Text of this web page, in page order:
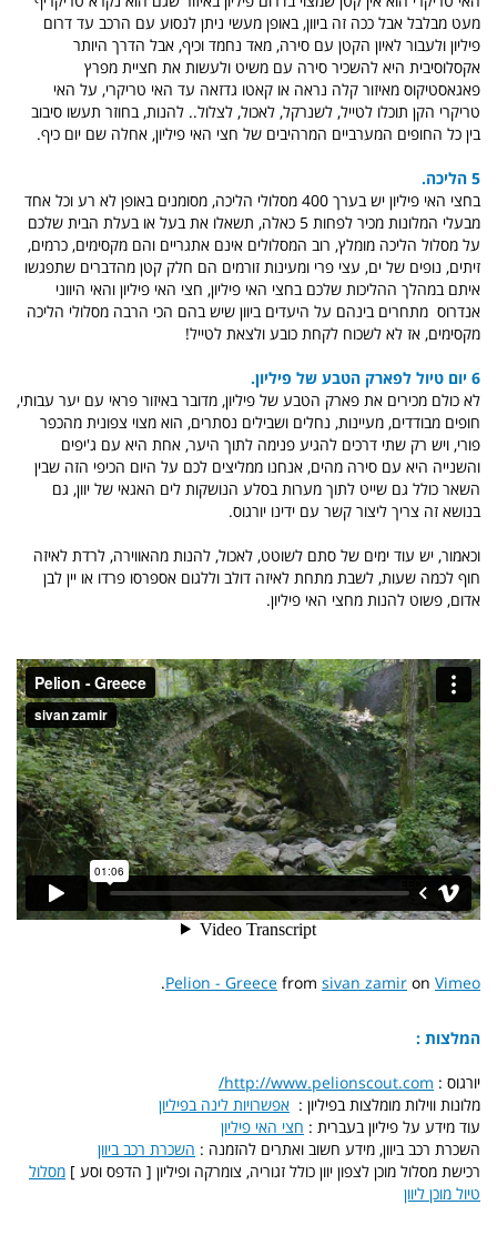
מעט מבלבל אבל ככה זה ביוון, באופן מעשי ניתן לנסוע עם הרכב עד דרום
פיליון ולעבור לאיון הקטן עם סירה, מאד נחמד וכיף, אבל הדרך היותר
אקסלוסיבית היא להשכיר סירה עם משיט ולעשות את חציית מפרץ
פאגאסטיקוס מאיזור קלה נראה או קאטו גדזאה עד האי טריקרי, על האי
טריקרי הקן תוכלו לטייל, לשנרקל, לאכול, לצלול.. להנות, בחוזר תעשו סיבוב
בין כל החופים המערביים המרהיבים של חצי האי פיליון, אחלה שם יום כיף.
5 הליכה.
בחצי האי פיליון יש בערך 400 מסלולי הליכה, מסומנים באופן לא רע וכל אחד
מבעלי המלונות מכיר לפחות 5 כאלה, תשאלו את בעל או בעלת הבית שלכם
על מסלול הליכה מומלץ, רוב המסלולים אינם אתגריים והם מקסימים, כרמים,
זיתים, נופים של ים, עצי פרי ומעינות זורמים הם חלק קטן מהדברים שתפגשו
איתם במהלך ההליכות שלכם בחצי האי פיליון, חצי האי פיליון והאי היווני
אנדרוס מתחרים בינהם על היעדים ביוון שיש בהם הכי הרבה מסלולי הליכה
מקסימים, אז לא לשכוח לקחת כובע ולצאת לטייל!
6 יום טיול לפארק הטבע של פיליון.
לא כולם מכירים את פארק הטבע של פיליון, מדובר באיזור פראי עם יער עבותי,
חופים מבודדים, מעיינות, נחלים ושבילים נסתרים, הוא מצוי צפונית מהכפר
פורי, ויש רק שתי דרכים להגיע פנימה לתוך היער, אחת היא עם ג'יפים
והשנייה היא עם סירה מהים, אנחנו ממליצים לכם על היום הכיפי הזה שבין
השאר כולל גם שייט לתוך מערות בסלע הנושקות לים האגאי של יוון, גם
בנושא זה צריך ליצור קשר עם ידינו יורגוס.
וכאמור, יש עוד ימים של סתם לשוטט, לאכול, להנות מהאווירה, לרדת לאיזה
חוף לכמה שעות, לשבת מתחת לאיזה דולב וללגום אספרסו פרדו או יין לבן
אדום, פשוט להנות מחצי האי פיליון.
Pelion - Greece from sivan zamir on Vimeo
.
המלצות :
יורגוס : http://www.pelionscout.com/
מלונות ווילות מומלצות בפיליון : אפשרויות לינה בפיליון
עוד מידע על פיליון בעברית : חצי האי פיליון
השכרת רכב ביוון, מידע חשוב ואתרים להזמנה : השכרת רכב ביוון
רכישת מסלול מוכן לצפון יוון כולל זגוריה, צומרקה ופיליון [ הדפס וסע ] מסלול
טיול מוכן ליוון